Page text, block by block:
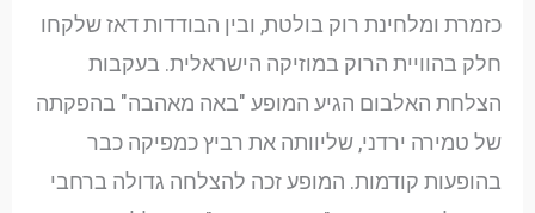
כזמרת ומלחינת רוק בולטת, ובין הבודדות דאז שלקחו
חלק בהוויית הרוק במוזיקה הישראלית. בעקבות
הצלחת האלבום הגיע המופע "באה מאהבה" בהפקתה
של טמירה ירדני, שליוותה את רביץ כמפיקה כבר
בהופעות קודמות. המופע זכה להצלחה גדולה ברחבי